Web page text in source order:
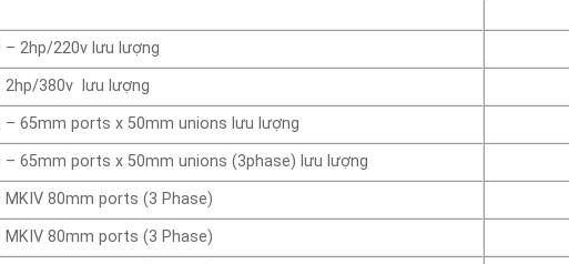
– 2hp/220v lưu lượng
2hp/380v lưu lượng
– 65mm ports x 50mm unions lưu lượng
– 65mm ports x 50mm unions (3phase) lưu lượng
MKIV 80mm ports (3 Phase)
MKIV 80mm ports (3 Phase)